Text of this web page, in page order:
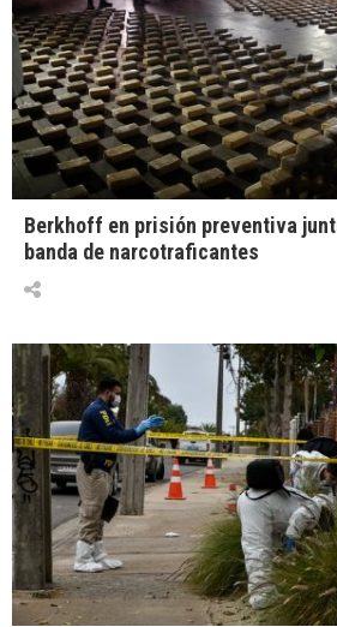
Berkhoff en prisión preventiva
banda de narcotraficantes